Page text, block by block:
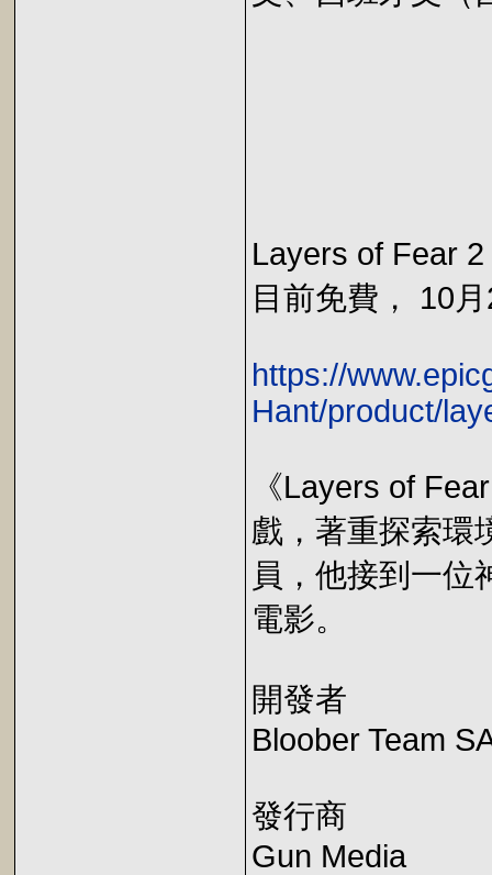
Layers of Fear
目前免費， 10
https://
Hant/product/
《Layers of
戲，著重探索環
員，他接到一位
電影。
開發者
Bloober Team
發行商
Gun Media